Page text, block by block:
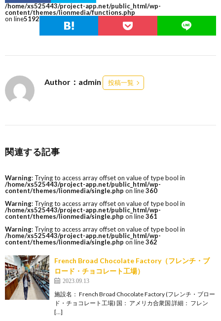
/home/xs525443/project-app.net/public_html/wp-
content/themes/lionmedia/functions.php
on line5192
Author：admin 投稿一覧
関連する記事
Warning: Trying to access array offset on value of type bool in
/home/xs525443/project-app.net/public_html/wp-
content/themes/lionmedia/single.php on line360
Warning: Trying to access array offset on value of type bool in
/home/xs525443/project-app.net/public_html/wp-
content/themes/lionmedia/single.php on line361
Warning: Trying to access array offset on value of type bool in
/home/xs525443/project-app.net/public_html/wp-
content/themes/lionmedia/single.php on line362
French Broad Chocolate Factory（フレンチ・ブ
ロード・チョコレート工場）
2023.09.13
施設名： French Broad Chocolate Factory (フレンチ・ブロー
ド・チョコレート工場) 国： アメリカ合衆国 詳細： フレン
[…]